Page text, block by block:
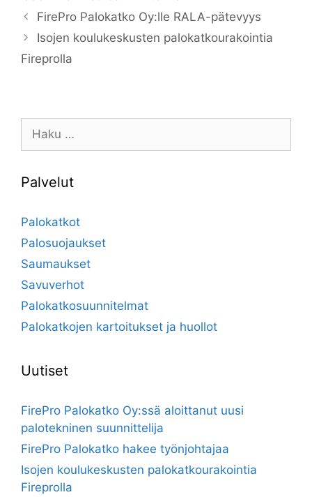
FirePro Palokatko Oy:lle RALA-pätevyys
Isojen koulukeskusten palokatkourakointia
Fireprolla
Haku:
Palvelut
Palokatkot
Palosuojaukset
Saumaukset
Savuverhot
Palokatkosuunnitelmat
Palokatkojen kartoitukset ja huollot
Uutiset
FirePro Palokatko Oy:ssä aloittanut uusi
palotekninen suunnittelija
FirePro Palokatko hakee työnjohtajaa
Isojen koulukeskusten palokatkourakointia
Fireprolla